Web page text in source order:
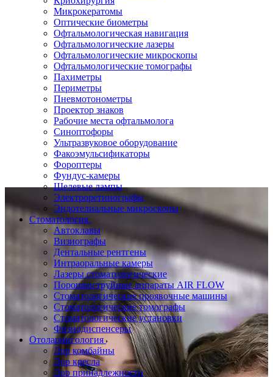
Микрокератомы
Оптические биометры
Офтальмологическая навигация
Офтальмологические лазеры
Офтальмологические микроскопы
Офтальмологические томографы
Пахиметры
Периметры
Пневмотонометры
Проектор знаков
Рабочие места офтальмолога
Синоптофоры
Ультразвуковое оборудование
Факоэмульсификаторы
Фороптеры
Фундус-камеры
Щелевые лампы
Электроретинографы
Эндотелиальные микроскопы
Стоматология
Автоклавы
Визиографы
Дентальные рентгены
Интраоральные камеры
Лазеры стоматологические
Порошкоструйные аппараты AIR FLOW
Стоматологические проявочные машины
Стоматологические томографы
Стоматологические установки
Физиодиспенсеры
Отоларингология
Лор комбайны
Лор кресла
Лор принадлежности